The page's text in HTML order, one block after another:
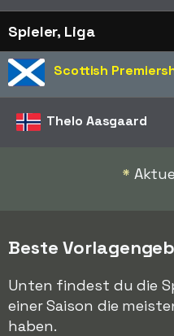
Spieler, Liga
Scottish
Thelo Aasgaard
*
Beste
Unten findest du die
einer Saison die
haben.